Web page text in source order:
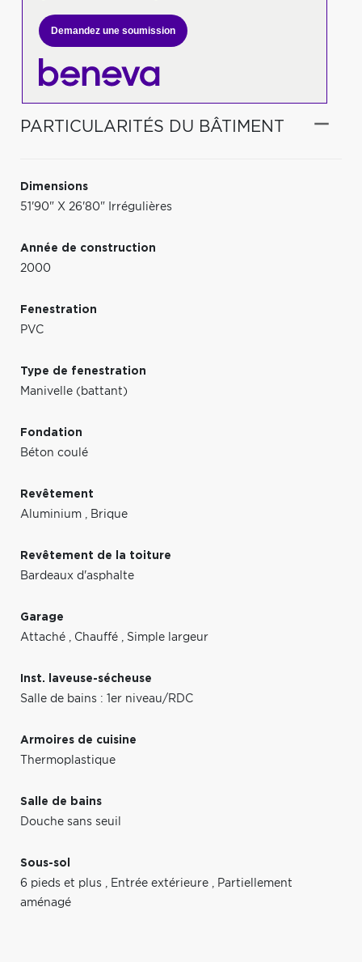
Demandez une soumission
PARTICULARITÉS DU BÂTIMENT
Dimensions
51'90" X 26'80" Irrégulières
Année de construction
2000
Fenestration
PVC
Type de fenestration
Manivelle (battant)
Fondation
Béton coulé
Revêtement
Aluminium , Brique
Revêtement de la toiture
Bardeaux d'asphalte
Garage
Attaché , Chauffé , Simple largeur
Inst. laveuse-sécheuse
Salle de bains : 1er niveau/RDC
Armoires de cuisine
Thermoplastique
Salle de bains
Douche sans seuil
Sous-sol
6 pieds et plus , Entrée extérieure , Partiellement
aménagé